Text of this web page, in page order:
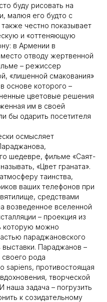
буду рисовать на
малюя его будто с
честно показывает
и «оттеняющую
в Армении в
отводу жертвенной
– режиссер
«лишенной смакования»
основе которого –
цветовые решения
им в своей
бы одарить посетителя
осмысляет
шедевре, фильме «Саят-
«Цвет граната».
таинства,
ваших телефонов при
средствами
возведенное вселенной
– проекция из
которую можно
параджановского
Параджанов –
рода
sapiens, противостоящая
творческой
наша задача – погрузить
к созидательному